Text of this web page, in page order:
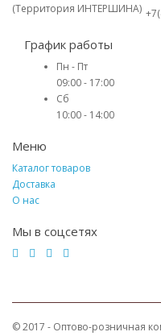
(Территория ИНТЕРШИНА)
График работы
Пн - Пт
09:00 - 17:00
Сб
10:00 - 14:00
Меню
Каталог товаров
Доставка
О нас
Мы в соцсетях
© 2017 - Оптово-розничная